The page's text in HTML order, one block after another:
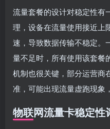
流量套餐的设计对稳定性有
理，设备在流量使用接近上
速，导致数据传输不稳定。
量不足时，所有使用该套餐
机制也很关键，部分运营商
准，可能出现流量虚跑现象
物联网流量卡稳定性